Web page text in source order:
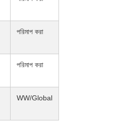
পরিমাপ করা
পরিমাপ করা
WW/Global